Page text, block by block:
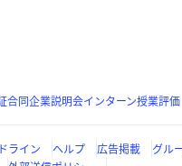
合同企業説明会インターン授業評価
ライン ヘルプ 広告掲載
グル